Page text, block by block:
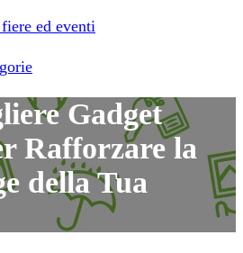
ed eventi
Gadget
Rafforzare la
della Tua